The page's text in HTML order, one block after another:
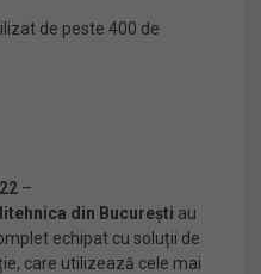
de peste 400 de
–
din București au
echipat cu soluții de
care utilizează cele mai